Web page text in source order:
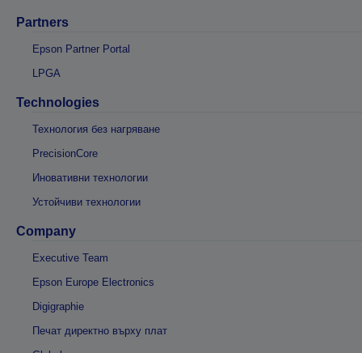
Partners
Epson Partner Portal
LPGA
Technologies
Технология без нагряване
PrecisionCore
Иновативни технологии
Устойчиви технологии
Company
Executive Team
Epson Europe Electronics
Digigraphie
Печат директно върху плат